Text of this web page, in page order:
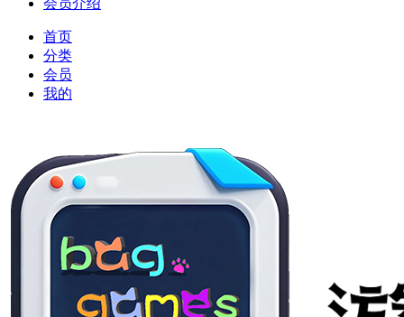
会员介绍
首页
分类
会员
我的